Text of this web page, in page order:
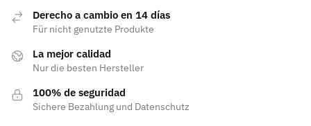
Derecho a cambio en 14 días
Für nicht genutzte Produkte
La mejor calidad
Nur die besten Hersteller
100% de seguridad
Sichere Bezahlung und Datenschutz